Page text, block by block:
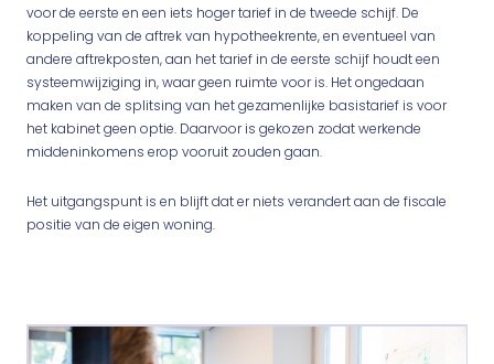
voor de eerste en een iets hoger tarief in de tweede schijf. De
koppeling van de aftrek van hypotheekrente, en eventueel van
andere aftrekposten, aan het tarief in de eerste schijf houdt een
systeemwijziging in, waar geen ruimte voor is. Het ongedaan
maken van de splitsing van het gezamenlijke basistarief is voor
het kabinet geen optie. Daarvoor is gekozen zodat werkende
middeninkomens erop vooruit zouden gaan.
Het uitgangspunt is en blijft dat er niets verandert aan de fiscale
positie van de eigen woning.